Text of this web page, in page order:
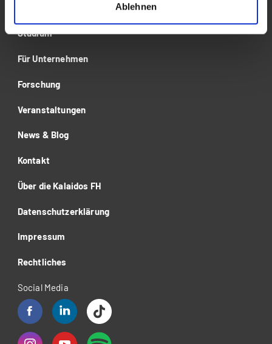
Ablehnen
Studium
Für Unternehmen
Forschung
Veranstaltungen
News & Blog
Kontakt
Über die Kalaidos FH
Datenschutzerklärung
Impressum
Rechtliches
Social Media